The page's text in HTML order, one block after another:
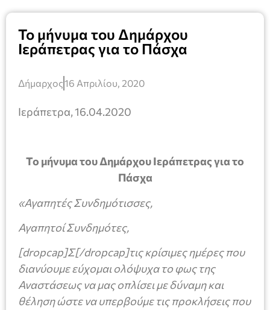
Το μήνυμα του Δημάρχου
Ιεράπετρας για το Πάσχα
Δήμαρχος16 Απριλίου, 2020
Ιεράπετρα, 16.04.2020
Το μήνυμα του Δημάρχου Ιεράπετρας για το
Πάσχα
«Αγαπητές Συνδημότισσες,
Αγαπητοί Συνδημότες,
[dropcap]Σ[/dropcap]τις κρίσιμες ημέρες που
διανύουμε εύχομαι ολόψυχα το φως της
Αναστάσεως να μας οπλίσει με δύναμη και
θέληση ώστε να υπερβούμε τις προκλήσεις που